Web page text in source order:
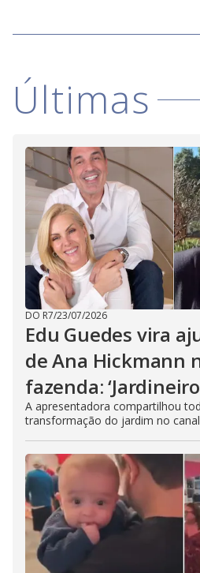
Últimas
DO R7/23/07/2026
Edu Guedes vira
de Ana Hickmann
fazenda:
A apresentadora compartilhou
transformação do jardim no